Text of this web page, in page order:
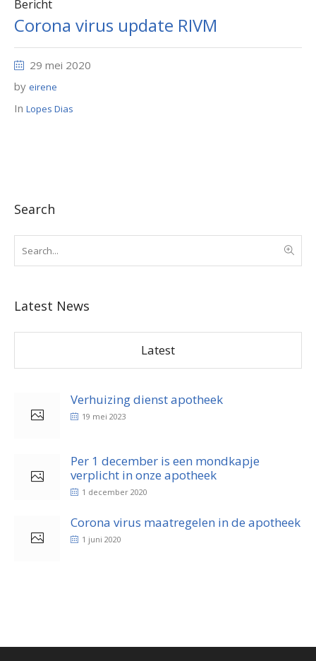
Bericht
Corona virus update RIVM
29 mei 2020
by eirene
In Lopes Dias
Search
Latest News
Latest
Verhuizing dienst apotheek
19 mei 2023
Per 1 december is een mondkapje
verplicht in onze apotheek
1 december 2020
Corona virus maatregelen in de apotheek
1 juni 2020